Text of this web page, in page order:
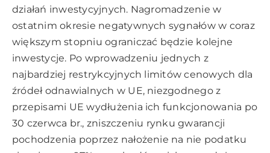
działań inwestycyjnych. Nagromadzenie w
ostatnim okresie negatywnych sygnałów w coraz
większym stopniu ograniczać będzie kolejne
inwestycje. Po wprowadzeniu jednych z
najbardziej restrykcyjnych limitów cenowych dla
źródeł odnawialnych w UE, niezgodnego z
przepisami UE wydłużenia ich funkcjonowania po
30 czerwca br., zniszczeniu rynku gwarancji
pochodzenia poprzez nałożenie na nie podatku